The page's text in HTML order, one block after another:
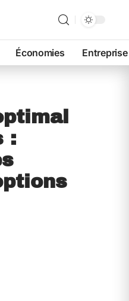
Économies Entreprise
: